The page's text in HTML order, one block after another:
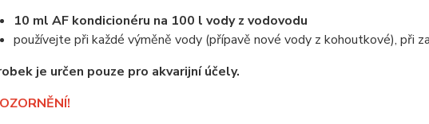
10 ml AF kondicionéru na 100 l vody z vodovodu
používejte při každé výměně vody (přípavě nové vody z kohoutkové), při
je určen pouze pro akvarijní účely.